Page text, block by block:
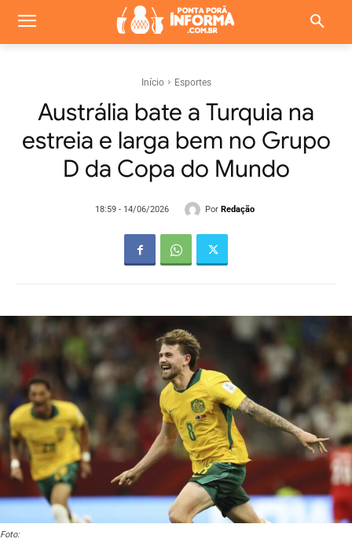
Início Esportes
Austrália bate a Turquia na
estreia e larga bem no Grupo
D da Copa do Mundo
18:59 - 14/06/2026 Por Redação
Foto: